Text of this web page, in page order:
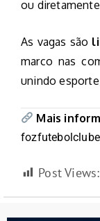
ou
As vagas são
marco nas
unindo
Mais
Post Views: